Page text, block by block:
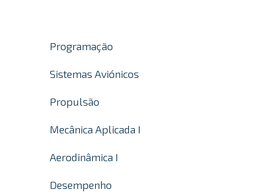
Programação
Sistemas Aviónicos
Propulsão
Mecânica Aplicada I
Aerodinâmica I
Desempenho